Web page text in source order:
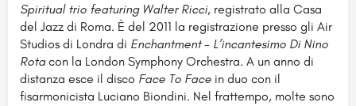
Spiritual trio featuring Walter Ricci, registrato alla Casa
del Jazz di Roma. È del 2011 la registrazione presso gli Air
Studios di Londra di Enchantment - L’incantesimo Di Nino
Rotacon la London Symphony Orchestra. A un anno di
distanza esce il disco Face To Face in duo con il
fisarmonicista Luciano Biondini. Nel frattempo, molte sono